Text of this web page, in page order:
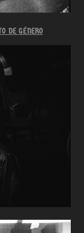
DE GÉNERO